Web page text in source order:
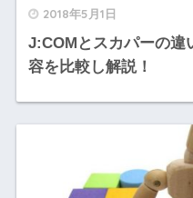
2018年5月1日
J:COMとスカパーの違
容を比較し解説！